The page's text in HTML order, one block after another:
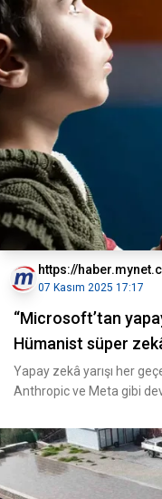
https://
07 Kasım 2025 17:17
“Microsoft’tan
Hümanist süper
Yapay zekâ yarışı her
Anthropic ve Meta gibi